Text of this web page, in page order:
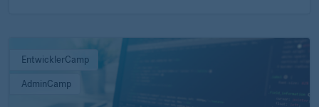
EntwicklerCamp
AdminCamp